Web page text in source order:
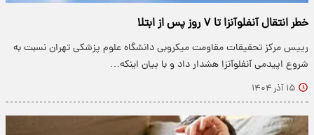
خطر انتقال آنفلوآنزا تا ۷ روز پس از ابتلا
رییس مرکز تحقیقات مقاومت میکروبی دانشگاه علوم پزشکی تهران نسبت به
شروع اپیدمی آنفلوآنزا هشدار داد و با بیان اینکه…
۱۵ آذر ۱۴۰۴